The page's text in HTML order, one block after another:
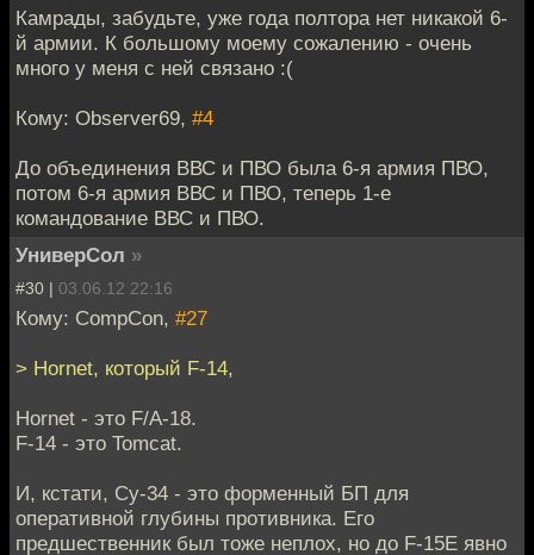
Камрады, забудьте, уже года полтора нет никакой 6-
й армии. К большому моему сожалению - очень
много у меня с ней связано :(
Кому: Observer69, #4
До объединения ВВС и ПВО была 6-я армия ПВО,
потом 6-я армия ВВС и ПВО, теперь 1-е
командование ВВС и ПВО.
УниверСол »
#30 | 03.06.12 22:16
Кому: CompCon, #27
> Hornet, который F-14,
Hornet - это F/A-18.
F-14 - это Tomcat.
И, кстати, Су-34 - это форменный БП для
оперативной глубины противника. Его
предшественник был тоже неплох, но до F-15E явно